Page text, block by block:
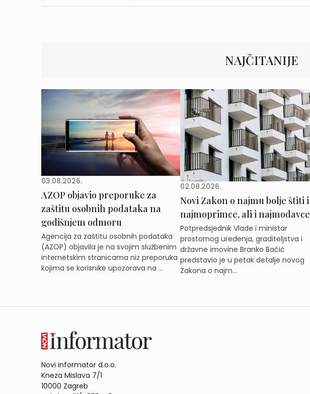
NAJČITANIJE
03.08.2026.
AZOP objavio preporuke za
zaštitu osobnih podataka na
godišnjem odmoru
Agencija za zaštitu osobnih podataka
(AZOP) objavila je na svojim službenim
internetskim stranicama niz preporuka
kojima se korisnike upozorava na ...
02.08.2026.
Novi Zakon o najmu bolje štiti i
najmoprimce, ali i najmodavce
Potpredsjednik Vlade i ministar
prostornog uređenja, graditeljstva i
državne imovine Branko Bačić
predstavio je u petak detalje novog
Zakona o najm...
Novi informator d.o.o.
Kneza Mislava 7/1
10000 Zagreb